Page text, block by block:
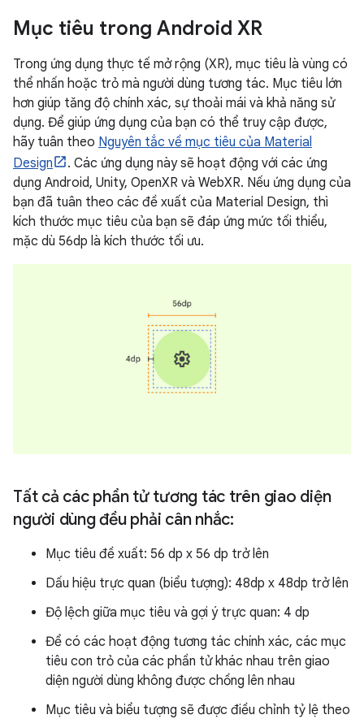
Mục tiêu trong Android XR
Trong ứng dụng thực tế mở rộng (XR), mục tiêu là vùng có
thể nhấn hoặc trỏ mà người dùng tương tác. Mục tiêu lớn
hơn giúp tăng độ chính xác, sự thoải mái và khả năng sử
dụng. Để giúp ứng dụng của bạn có thể truy cập được,
hãy tuân theo Nguyên tắc về mục tiêu của Material
Design
. Các ứng dụng này sẽ hoạt động với các ứng
dụng Android, Unity, OpenXR và WebXR. Nếu ứng dụng của
bạn đã tuân theo các đề xuất của Material Design, thì
kích thước mục tiêu của bạn sẽ đáp ứng mức tối thiểu,
mặc dù 56dp là kích thước tối ưu.
Tất cả các phần tử tương tác trên giao diện
người dùng đều phải cân nhắc:
Mục tiêu đề xuất: 56 dp x 56 dp trở lên
Dấu hiệu trực quan (biểu tượng): 48dp x 48dp trở lên
Độ lệch giữa mục tiêu và gợi ý trực quan: 4 dp
Để có các hoạt động tương tác chính xác, các mục
tiêu con trỏ của các phần tử khác nhau trên giao
diện người dùng không được chồng lên nhau
Mục tiêu và biểu tượng sẽ được điều chỉnh tỷ lệ theo